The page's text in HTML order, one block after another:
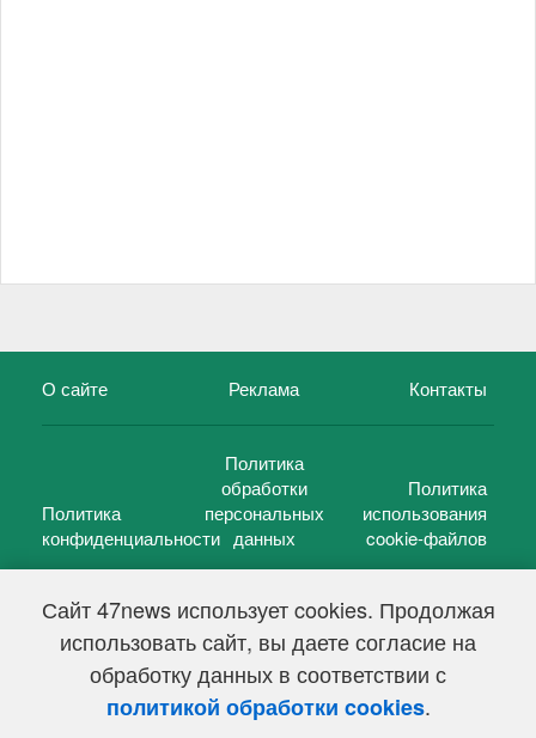
Сайт 47news использует cookies. Продолжая
использовать сайт, вы даете согласие на
обработку данных в соответствии с
политикой обработки cookies.
О сайте Реклама Контакты
Политика
конфиденциальности
Политика
обработки
персональных
данных
Политика
использования
cookie-файлов
47 новостей (47 news)2005 — 2026 г.
Свидетельство о регистрации СМИ Эл № ФС 77-39848, выдано
Федеральной службой по надзору в сфере связи,
информационных технологий и массовых коммуникаций